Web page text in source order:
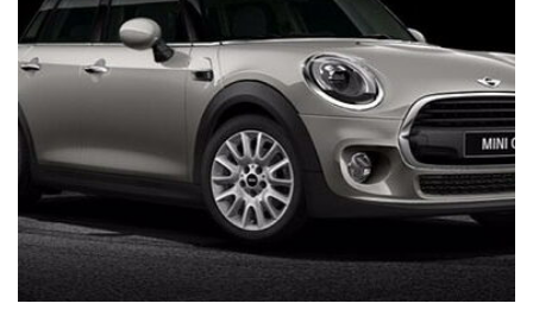
1. Drift Race u Čačku odložen za 07.…
15/05/2014